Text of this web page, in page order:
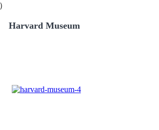
Harvard Museum